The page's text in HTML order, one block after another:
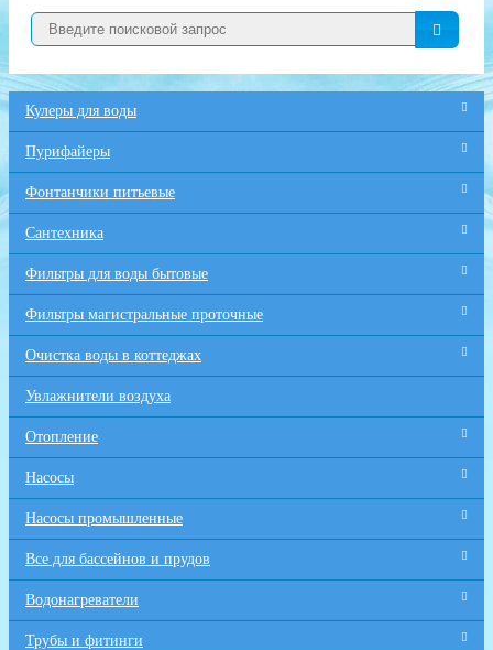
Кулеры для воды
Пурифайеры
Фонтанчики питьевые
Сантехника
Фильтры для воды бытовые
Фильтры магистральные проточные
Очистка воды в коттеджах
Увлажнители воздуха
Отопление
Насосы
Насосы промышленные
Все для бaссейнов и прудов
Водонагреватели
Трубы и фитинги